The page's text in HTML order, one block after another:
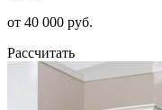
от 40 000 руб.
Рассчитать